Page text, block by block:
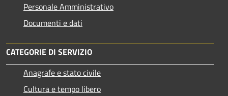
Personale Amministrativo
Documenti e dati
CATEGORIE DI SERVIZIO
Anagrafe e stato civile
Cultura e tempo libero